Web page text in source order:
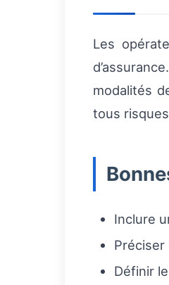
Les
modalités
tous
Inclure
Définir